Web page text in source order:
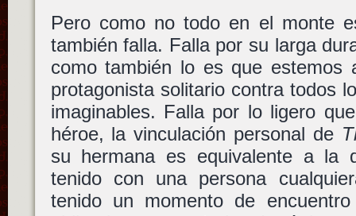
Pero como no todo en el monte
también falla. Falla por su larga
como también lo es que estemos
protagonista solitario contra todos
imaginables. Falla por lo ligero
héroe, la vinculación personal de
su hermana es equivalente a la
tenido con una persona
tenido un momento de